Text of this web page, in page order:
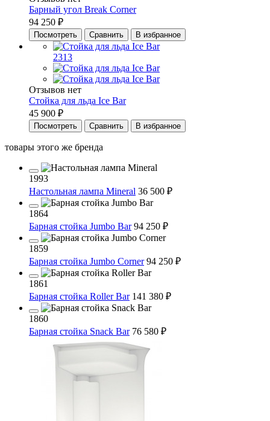
Барный угол Break Corner
94 250 ₽
Посмотреть Сравнить В избранное
2313
Отзывов нет
Стойка для льда Ice Bar
45 900 ₽
Посмотреть Сравнить В избранное
товары этого же бренда
1993
Настольная лампа Mineral 36 500 ₽
1864
Барная стойка Jumbo Bar 94 250 ₽
1859
Барная стойка Jumbo Corner 94 250 ₽
1861
Барная стойка Roller Bar 141 380 ₽
1860
Барная стойка Snack Bar 76 580 ₽